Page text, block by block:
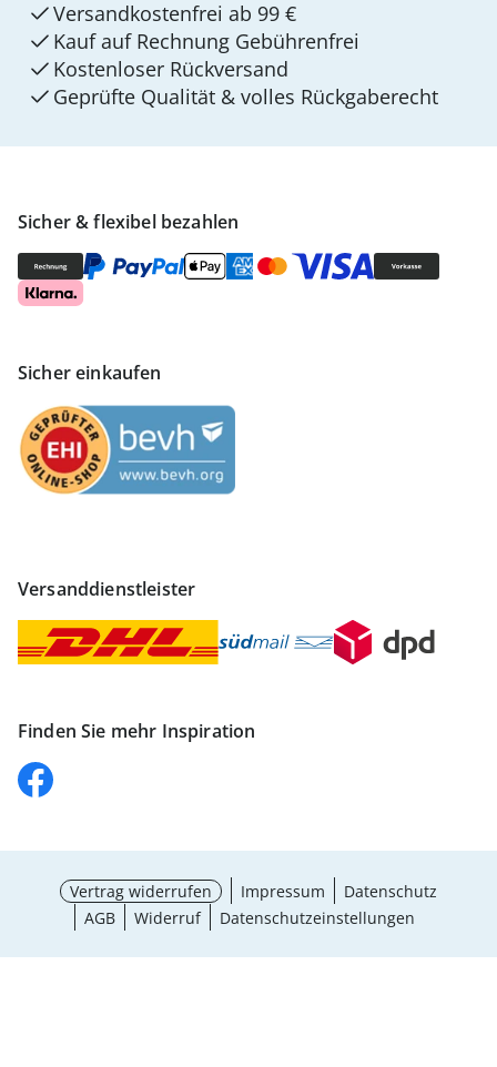
Sicher & flexibel bezahlen
Sicher einkaufen
Versanddienstleister
Finden Sie mehr Inspiration
Versandkostenfrei ab 99 €
Kauf auf Rechnung Gebührenfrei
Kostenloser Rückversand
Geprüfte Qualität & volles Rückgaberecht
Vertrag widerrufen Impressum
Datenschutz
AGB
Widerruf Datenschutzeinstellungen